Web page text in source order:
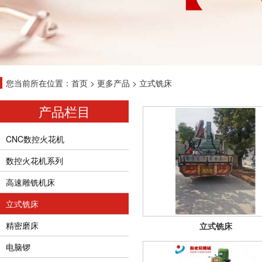
您当前所在位置： 首页 > 更多产品 > 立式铣床
产品栏目
CNC数控火花机
数控火花机系列
高速雕铣机床
立式铣床
精密磨床
电脑锣
立式铣床